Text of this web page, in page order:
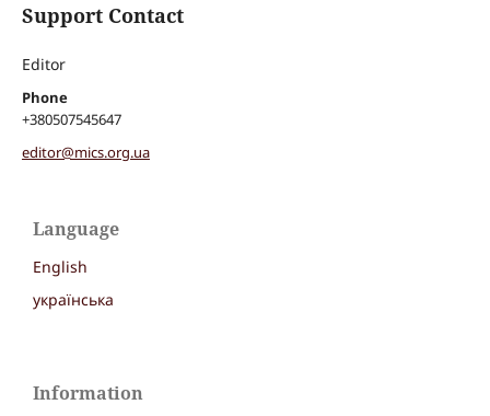
Support Contact
Editor
Phone
+380507545647
editor@mics.org.ua
Language
English
українська
Information